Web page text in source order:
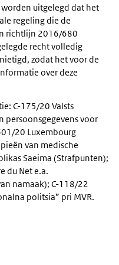
uitgelegd dat het
regeling die de
richtlijn 2016/680
recht volledig
zodat het voor de
over deze
C-175/20 Valsts
persoonsgegevens voor
20 Luxembourg
van medische
Saeima (Strafpunten);
du Net e.a.
namaak); C-118/22
politsia” pri MVR.